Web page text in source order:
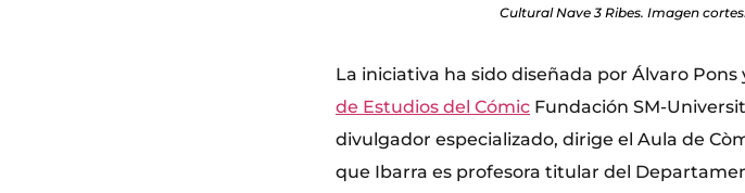
Cultural Nave 3 Ribes. Imagen
La iniciativa ha sido diseñada por Álvaro
de Estudios del Cómic Fundación SM-
divulgador especializado, dirige el Aula de
que Ibarra es profesora titular del